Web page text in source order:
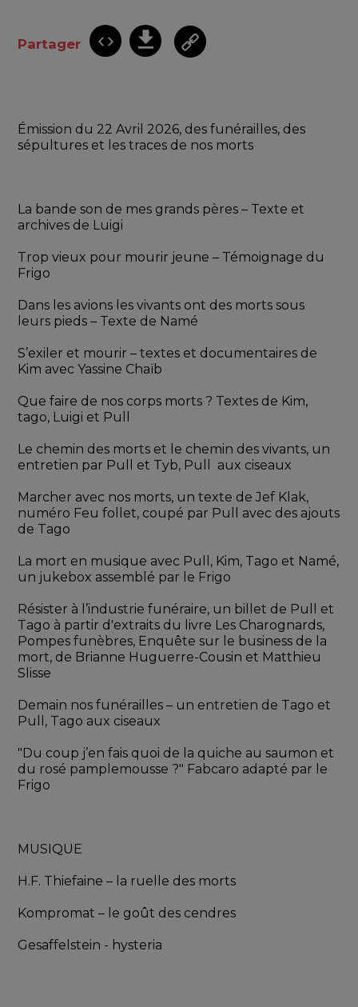
Partager
Émission du 22 Avril 2026, des funérailles, des
sépultures et les traces de nos morts
La bande son de mes grands pères – Texte et
archives de Luigi
Trop vieux pour mourir jeune – Témoignage du
Frigo
Dans les avions les vivants ont des morts sous
leurs pieds – Texte de Namé
S’exiler et mourir – textes et documentaires de
Kim avec Yassine Chaïb
Que faire de nos corps morts ? Textes de Kim,
tago, Luigi et Pull
Le chemin des morts et le chemin des vivants, un
entretien par Pull et Tyb, Pull  aux ciseaux
Marcher avec nos morts, un texte de Jef Klak,
numéro Feu follet, coupé par Pull avec des ajouts
de Tago
La mort en musique avec Pull, Kim, Tago et Namé,
un jukebox assemblé par le Frigo
Résister à l’industrie funéraire, un billet de Pull et
Tago à partir d'extraits du livre Les Charognards,
Pompes funèbres, Enquête sur le business de la
mort, de Brianne Huguerre-Cousin et Matthieu
Slisse
Demain nos funérailles – un entretien de Tago et
Pull, Tago aux ciseaux
"Du coup j’en fais quoi de la quiche au saumon et
du rosé pamplemousse ?" Fabcaro adapté par le
Frigo
MUSIQUE
H.F. Thiefaine – la ruelle des morts
Kompromat – le goût des cendres
Gesaffelstein - hysteria